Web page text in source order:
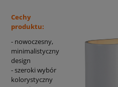
Cechy
produktu:
- nowoczesny,
minimalistyczny
design
- szeroki wybór
kolorystyczny